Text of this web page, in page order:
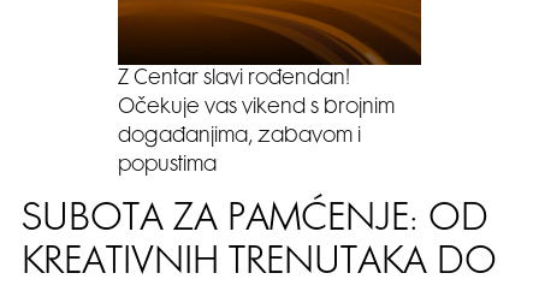
Z Centar slavi rođendan!
Očekuje vas vikend s brojnim
događanjima, zabavom i
popustima
SUBOTA ZA PAMĆENJE: OD
KREATIVNIH TRENUTAKA DO